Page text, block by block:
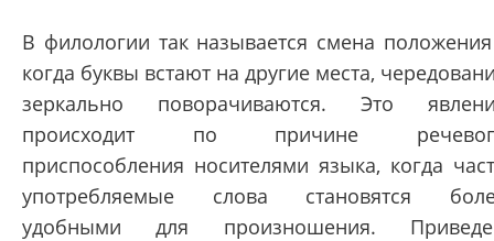
В филологии так называется смена
когда буквы встают на другие места,
зеркально поворачиваются. Это
происходит по причине
приспособления носителями языка, когда
употребляемые слова становятся
удобными для произношения.